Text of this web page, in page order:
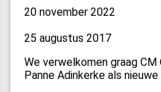
20 november 2022
25 augustus 2017
We verwelkomen graag
Panne Adinkerke als nieuwe